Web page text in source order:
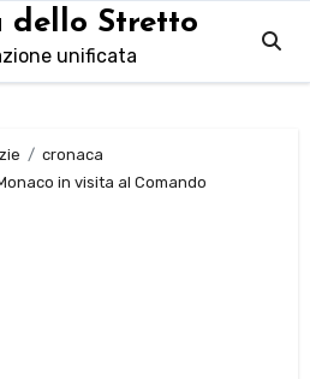
dello Stretto
unificata
cronaca
in visita al Comando